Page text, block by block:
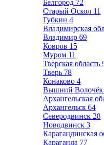
Белгород 72
Старый Оскол 11
Губкин 4
Владимирская
Владимир 69
Ковров 15
Муром 11
Тверская область
Тверь 78
Конаково 4
Вышний Волочёк
Архангельская
Архангельск 64
Северодвинск 28
Новодвинск 3
Карагандинская
Караганда 77